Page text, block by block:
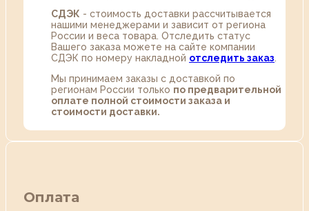
СДЭК - стоимость доставки рассчитывается
нашими менеджерами и зависит от региона
России и веса товара. Отследить статус
Вашего заказа можете на сайте компании
СДЭК по номеру накладной отследить заказ
Мы принимаем заказы с доставкой по
регионам России только по предварительной
оплате полной стоимости заказа и
стоимости доставки.
Оплата